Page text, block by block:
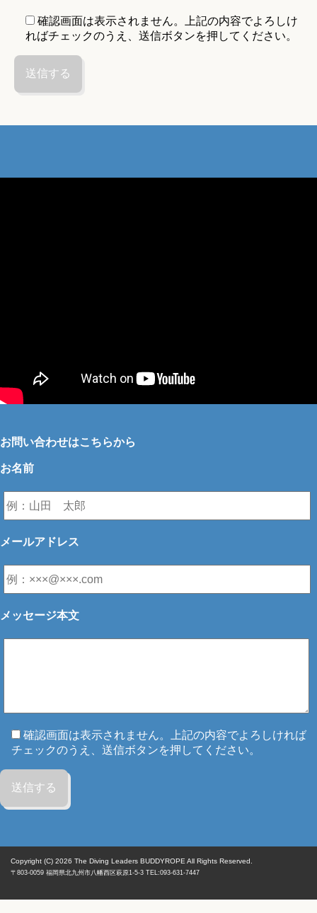
確認画面は表示されません。上記の内容でよろしけ
ればチェックのうえ、送信ボタンを押してください。
お問い合わせはこちらから
お名前
メールアドレス
メッセージ本文
確認画面は表示されません。上記の内容でよろしければ
チェックのうえ、送信ボタンを押してください。
Copyright (C) 2026 The Diving Leaders BUDDYROPE All Rights Reserved.
〒803-0059 福岡県北九州市八幡西区萩原1-5-3 TEL:093-631-7447